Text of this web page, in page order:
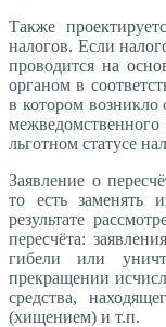
Также
налогов. Если
проводится на
органом в
в котором возникло
льготном статусе
Заявление о
то есть заменять
результате
пересчёта:
гибели или
прекращении
средства,
(хищением) и т.п.